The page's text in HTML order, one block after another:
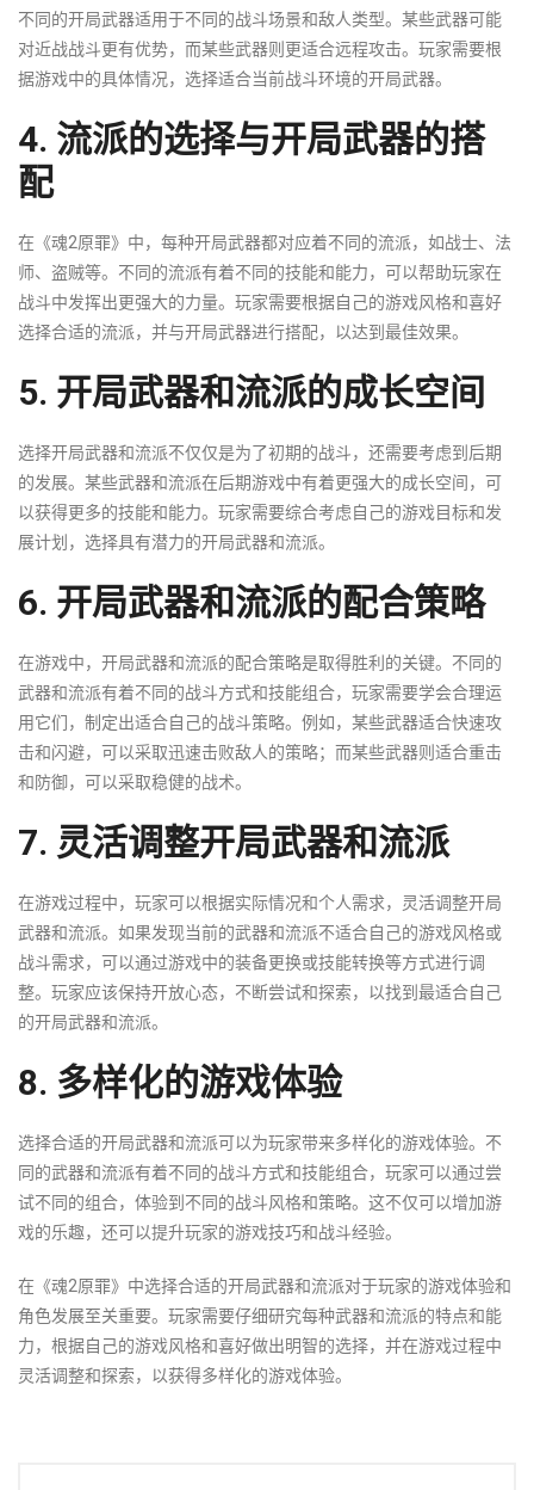
不同的开局武器适用于不同的战斗场景和敌人类型。某些武器可能
对近战战斗更有优势，而某些武器则更适合远程攻击。玩家需要根
据游戏中的具体情况，选择适合当前战斗环境的开局武器。
4. 流派的选择与开局武器的搭
配
在《魂2原罪》中，每种开局武器都对应着不同的流派，如战士、法
师、盗贼等。不同的流派有着不同的技能和能力，可以帮助玩家在
战斗中发挥出更强大的力量。玩家需要根据自己的游戏风格和喜好
选择合适的流派，并与开局武器进行搭配，以达到最佳效果。
5. 开局武器和流派的成长空间
选择开局武器和流派不仅仅是为了初期的战斗，还需要考虑到后期
的发展。某些武器和流派在后期游戏中有着更强大的成长空间，可
以获得更多的技能和能力。玩家需要综合考虑自己的游戏目标和发
展计划，选择具有潜力的开局武器和流派。
6. 开局武器和流派的配合策略
在游戏中，开局武器和流派的配合策略是取得胜利的关键。不同的
武器和流派有着不同的战斗方式和技能组合，玩家需要学会合理运
用它们，制定出适合自己的战斗策略。例如，某些武器适合快速攻
击和闪避，可以采取迅速击败敌人的策略；而某些武器则适合重击
和防御，可以采取稳健的战术。
7. 灵活调整开局武器和流派
在游戏过程中，玩家可以根据实际情况和个人需求，灵活调整开局
武器和流派。如果发现当前的武器和流派不适合自己的游戏风格或
战斗需求，可以通过游戏中的装备更换或技能转换等方式进行调
整。玩家应该保持开放心态，不断尝试和探索，以找到最适合自己
的开局武器和流派。
8. 多样化的游戏体验
选择合适的开局武器和流派可以为玩家带来多样化的游戏体验。不
同的武器和流派有着不同的战斗方式和技能组合，玩家可以通过尝
试不同的组合，体验到不同的战斗风格和策略。这不仅可以增加游
戏的乐趣，还可以提升玩家的游戏技巧和战斗经验。
在《魂2原罪》中选择合适的开局武器和流派对于玩家的游戏体验和
角色发展至关重要。玩家需要仔细研究每种武器和流派的特点和能
力，根据自己的游戏风格和喜好做出明智的选择，并在游戏过程中
灵活调整和探索，以获得多样化的游戏体验。